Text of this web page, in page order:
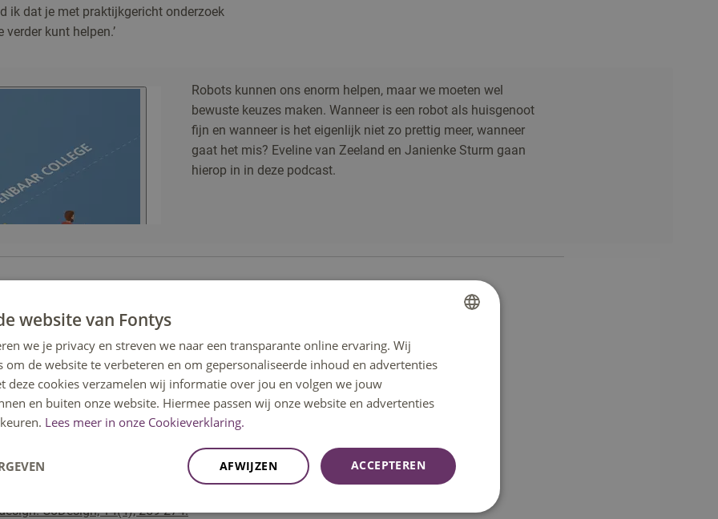
ik dat je met praktijkgericht onderzoek
kunt helpen.’
Robots kunnen ons enorm helpen, maar we moeten wel
bewuste keuzes maken. Wanneer is een robot als huisgenoot
fijn en wanneer is het eigenlijk niet zo prettig meer, wanneer
gaat het mis? Eveline van Zeeland en Janienke Sturm gaan
hierop in in deze podcast.
Social Credits Platform for Volunteers.
Kukkonen (Red.),Persuasive
2019 Limassol, Cyprus, April 9–11,
Sociodemographic factors influencing
how would you feel? Handing
CoDesign, 14(4), 259-274.
ENGLISH
website van Fontys
we je privacy en streven we naar een transparante online ervaring. Wij
om de website te verbeteren en om gepersonaliseerde inhoud en advertenties
deze cookies verzamelen wij informatie over jou en volgen we jouw
en buiten onze website. Hiermee passen wij onze website en advertenties
Lees meer in onze Cookieverklaring.
ACCEPTEREN
AFWIJZEN